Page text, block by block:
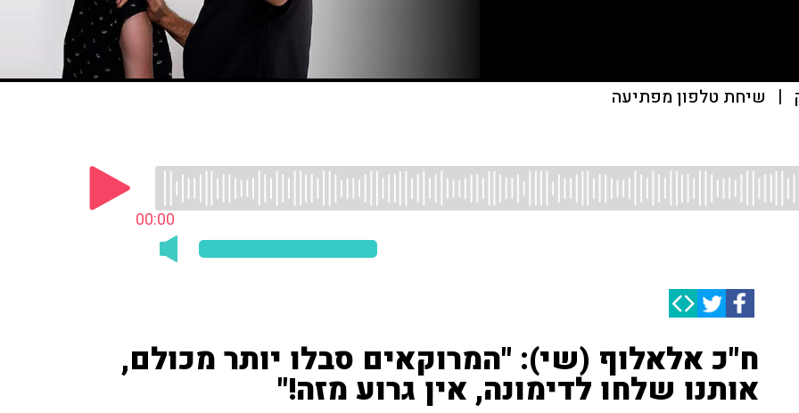
| שיחת טלפון מפתיעה
00:00
ח"כ אלאלוף (שי): "המרוקאים סבלו יותר מכולם,
אותנו שלחו לדימונה, אין גרוע מזה!"